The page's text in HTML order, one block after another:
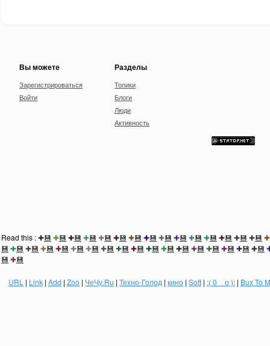
Вы можете
Зарегистрироваться
Войти
Разделы
Топики
Блоги
Люди
Активность
Read this :✚💾 ✚💾 ✚💾 ✚💾 ✚💾 ✚💾 ✚💾 ✚💾 ✚💾 ✚💾 ✚💾 ✚💾 ✚💾 ✚💾 ✚💾 ✚
💾 ✚💾 ✚💾 ✚💾 ✚💾 ✚💾 ✚💾 ✚💾 ✚💾 ✚💾 ✚💾 ✚💾 ✚💾 ✚💾 ✚💾 ✚💾 ✚💾 ✚💾
💾 ✚💾
URL | Link | Add | Zoo | ЧеЧу.Ru | Техно-Голод | кино | Soft | :( 0 _ о ): | Bux To